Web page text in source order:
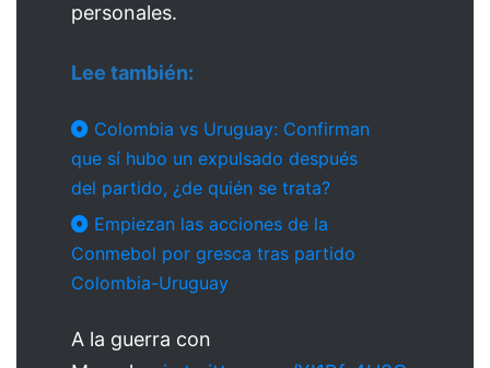
personales.
Lee también:
Colombia vs Uruguay: Confirman
que sí hubo un expulsado después
del partido, ¿de quién se trata?
Empiezan las acciones de la
Conmebol por gresca tras partido
Colombia-Uruguay
A la guerra con